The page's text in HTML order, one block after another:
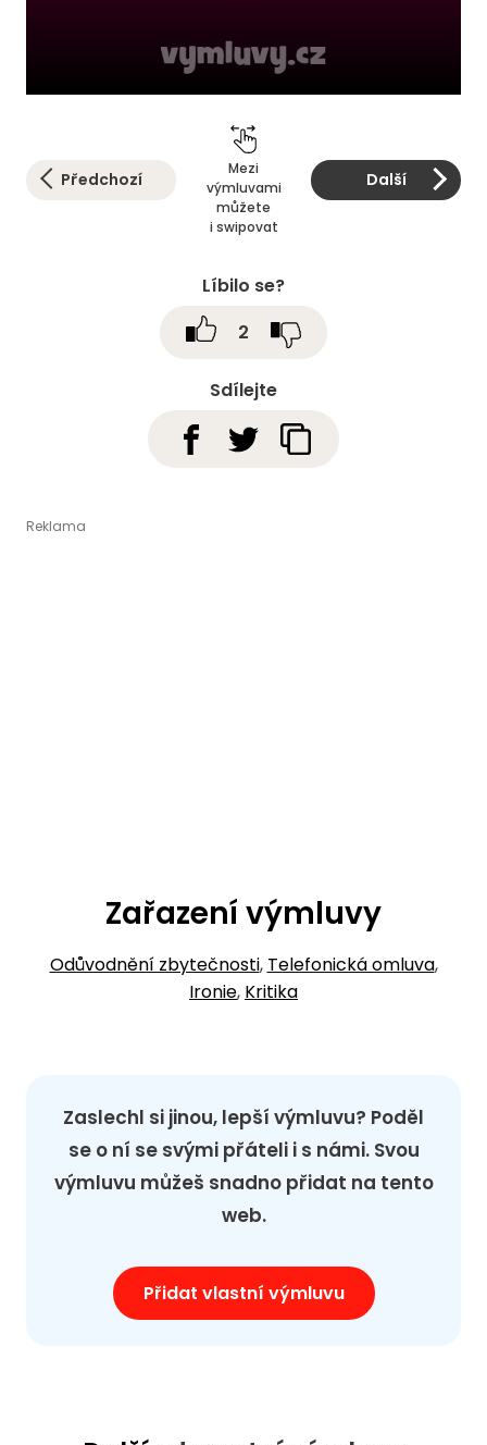
Předchozí
Mezi
výmluvami
můžete
i swipovat
Další
Sdílejte
Líbilo se?
2
Zařazení výmluvy
Odůvodnění zbytečnosti, Telefonická omluva,
Ironie, Kritika
Zaslechl si jinou, lepší výmluvu? Poděl
se o ní se svými přáteli i s námi. Svou
výmluvu můžeš snadno přidat na tento
web.
Přidat vlastní výmluvu